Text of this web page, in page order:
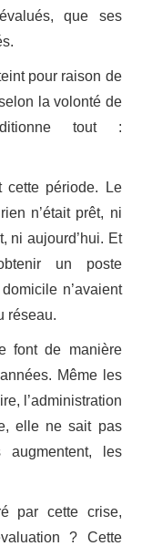
que ses
pour raison de
la volonté de
tout :
cette période. Le
n’était prêt, ni
ni aujourd’hui. Et
un poste
n’avaient
réseau.
font de manière
Même les
l’administration
elle ne sait pas
augmentent, les
par cette crise,
? Cette